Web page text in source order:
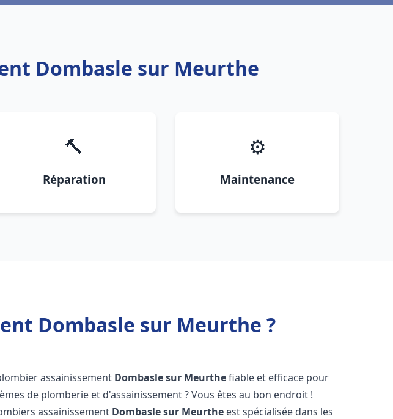
Dombasle sur Meurthe
🔨
Réparation
⚙️
Maintenance
Dombasle sur Meurthe ?
assainissement Dombasle sur Meurthefiable et efficace pour
de plomberie et d'assainissement ? Vous êtes au bon endroit !
assainissement Dombasle sur Meurthe est spécialisée dans les